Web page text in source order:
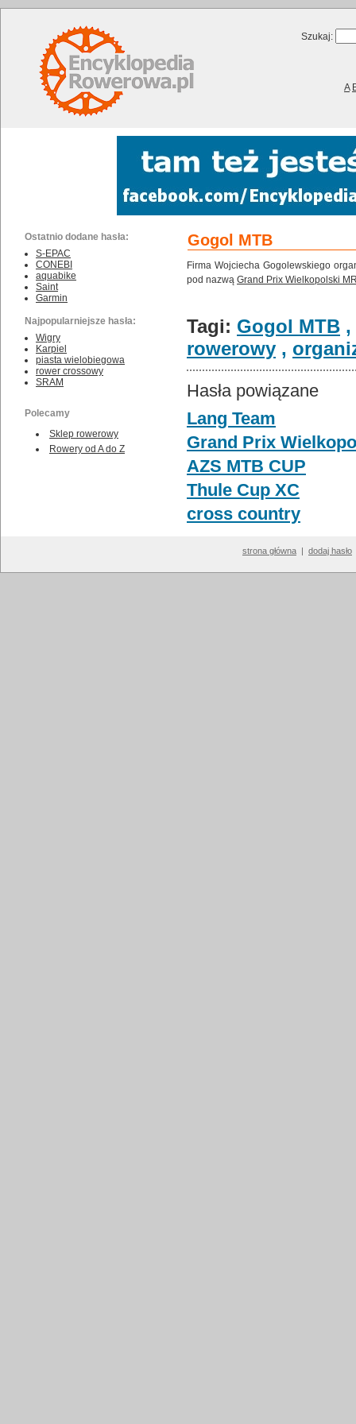
Szukaj:
A
Ostatnio dodane hasła:
S-EPAC
CONEBI
aquabike
Saint
Garmin
Najpopularniejsze hasła:
Wigry
Karpiel
piasta wielobiegowa
rower crossowy
SRAM
Polecamy
Sklep rowerowy
Rowery od A do Z
Gogol MTB
Firma Wojciecha Gogolewskiego
pod nazwą Grand Prix Wielkopolski
Tagi: Gogol MTB ,
rowerowy ,
Hasła powiązane
Lang Team
Grand Prix
AZS MTB CUP
Thule Cup XC
cross country
strona główna | dodaj hasło